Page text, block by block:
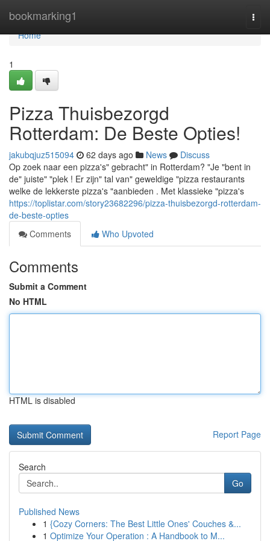
bookmarking1
Home
Home
1
Pizza Thuisbezorgd
Rotterdam: De Beste Opties!
jakubqjuz515094 62 days ago News
Discuss
Op zoek naar een pizza's" gebracht" in Rotterdam? "Je "bent in
de" juiste" "plek ! Er zijn" tal van" geweldige "pizza restaurants
welke de lekkerste pizza's "aanbieden . Met klassieke "pizza's
https://toplistar.com/story23682296/pizza-thuisbezorgd-rotterdam-
de-beste-opties
Comments
Who Upvoted
Comments
Submit a Comment
No HTML
HTML is disabled
Report Page
Search
Go
Published News
1 {Cozy Corners: The Best Little Ones' Couches &...
1 Optimize Your Operation : A Handbook to M...